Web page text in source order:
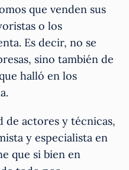
que venden sus
o los
Es decir, no se
sino también de
halló en los
de actores y técnicas,
y especialista en
que si bien en